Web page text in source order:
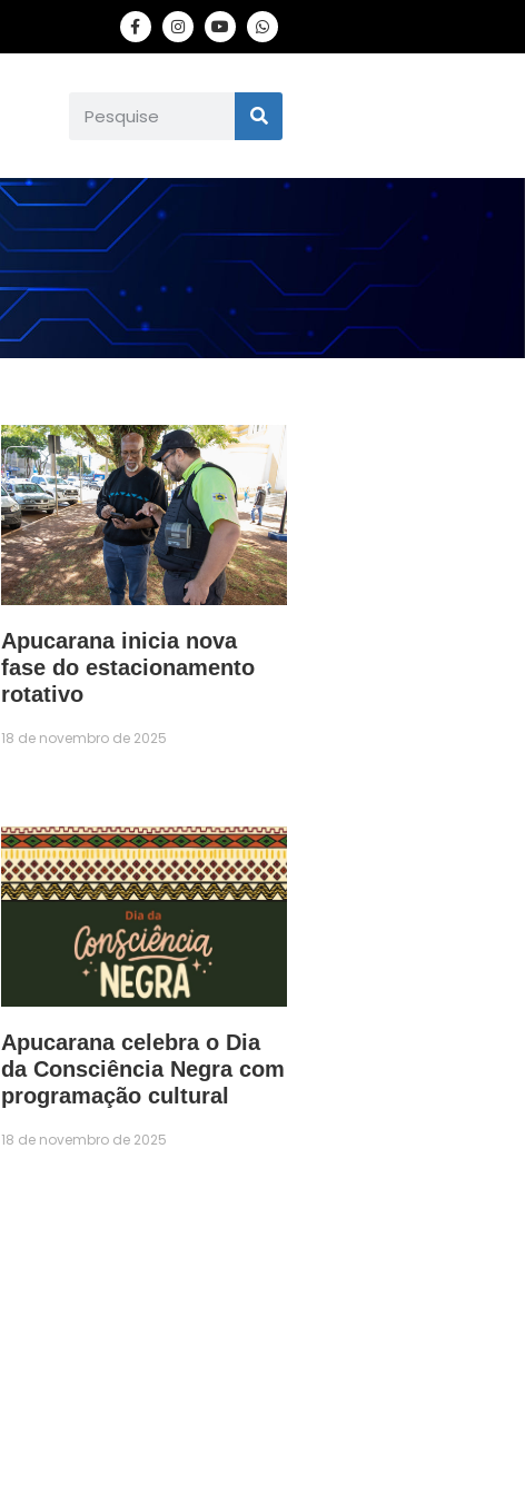
Apucarana inicia nova
fase do estacionamento
rotativo
18 de novembro de 2025
Apucarana celebra o Dia
da Consciência Negra com
programação cultural
18 de novembro de 2025